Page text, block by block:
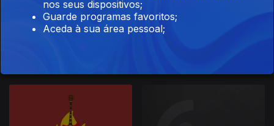
nos seus dispositivos;
Guarde programas favoritos;
Aceda à sua área pessoal;